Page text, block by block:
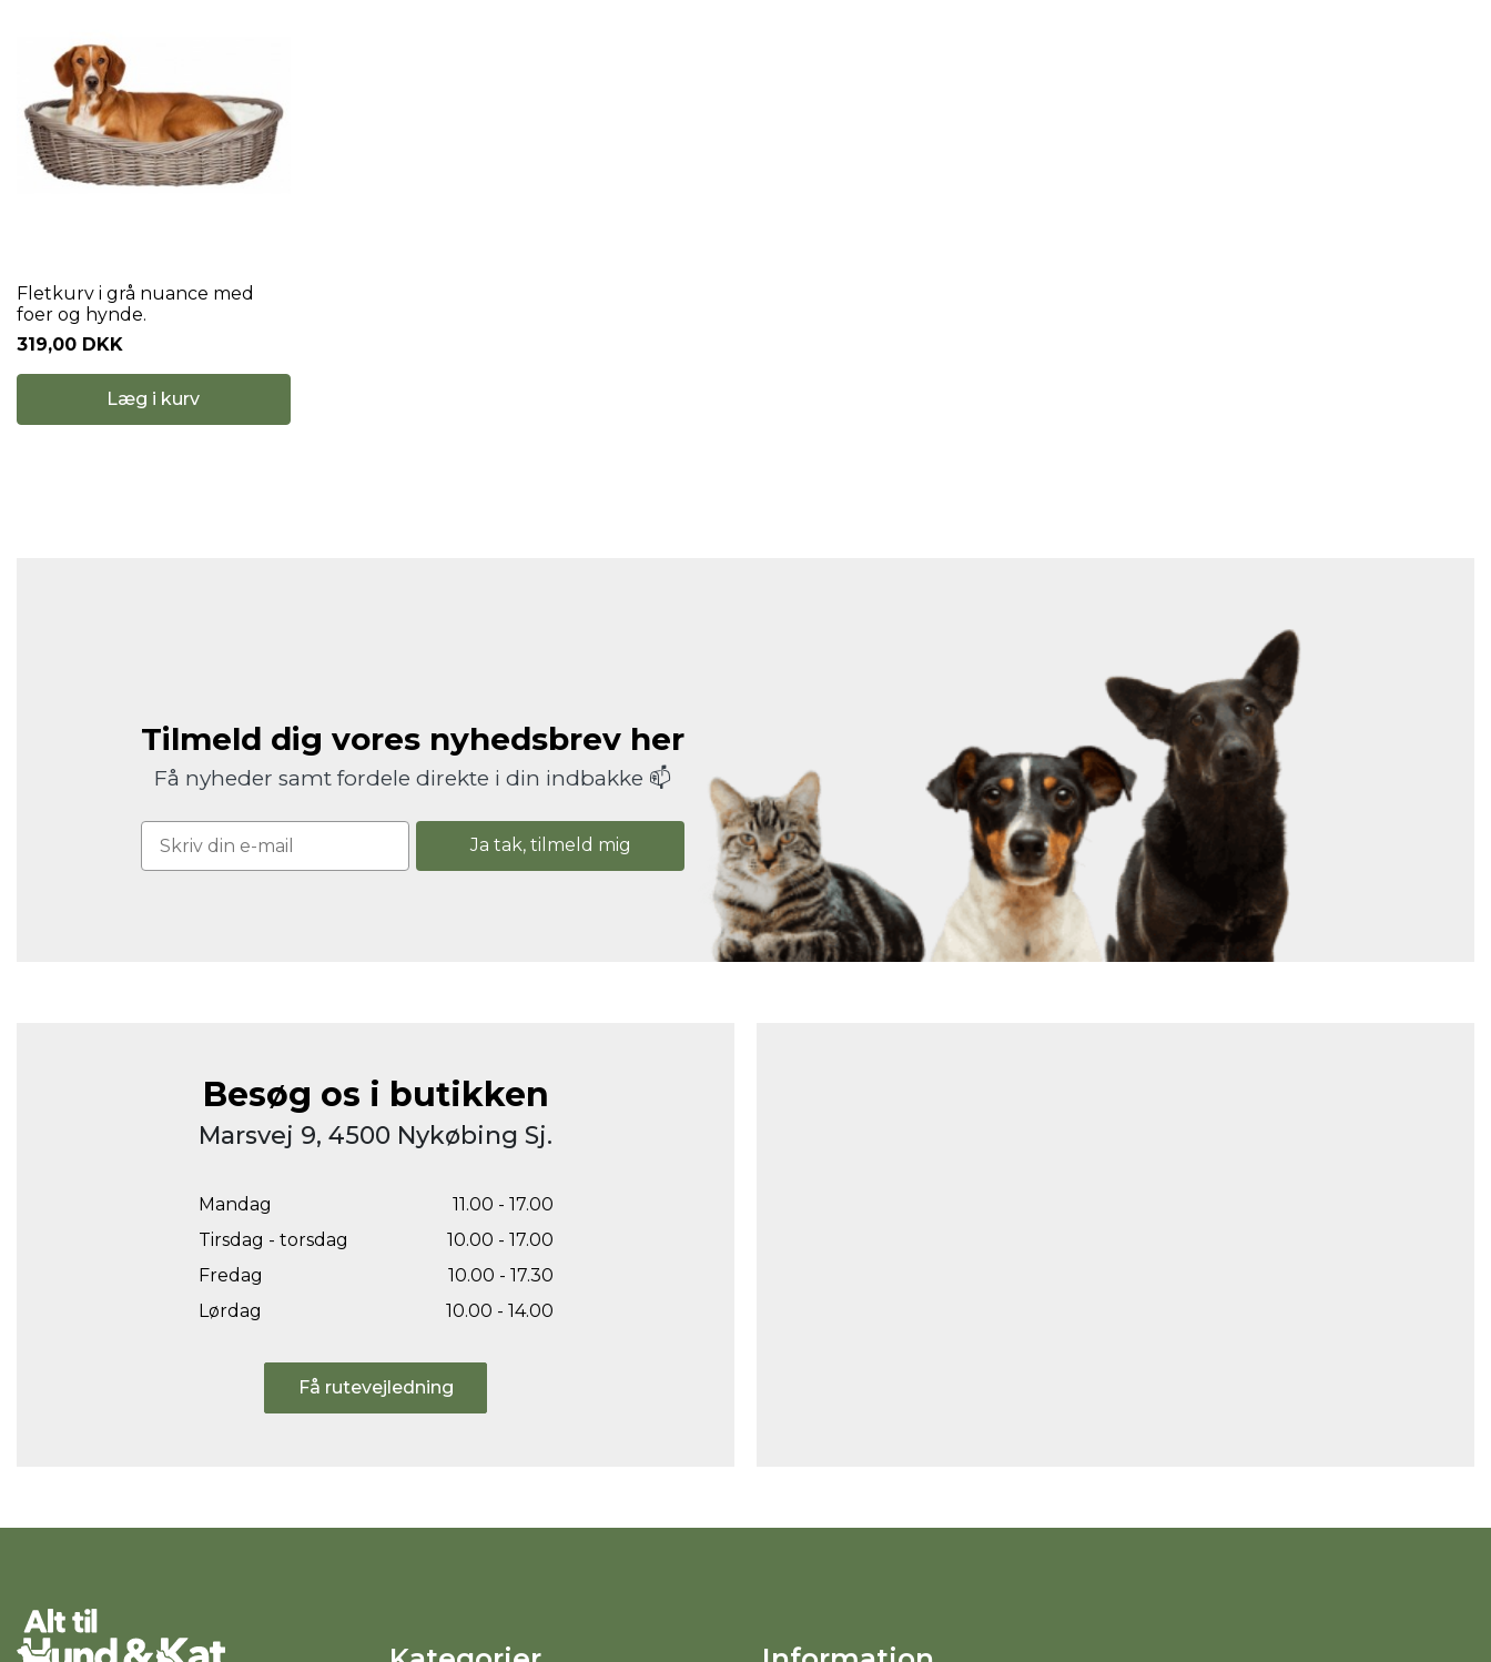
Fletkurv i grå nuance med
foer og hynde.
319,00 DKK
Læg i kurv
Tilmeld dig vores nyhedsbrev her
Få nyheder samt fordele direkte i din indbakke 📫
Ja tak, tilmeld mig
Besøg os i butikken
Marsvej 9, 4500 Nykøbing Sj.
Mandag
11.00 - 17.00
Tirsdag - torsdag
10.00 - 17.00
Fredag
10.00 - 17.30
Lørdag
10.00 - 14.00
Få rutevejledning